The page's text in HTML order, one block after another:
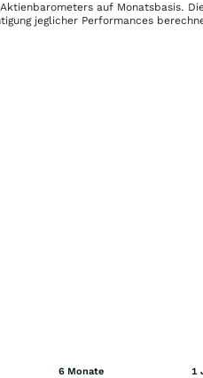
auf Monatsbasis.
jeglicher Performances
6 Monate 1